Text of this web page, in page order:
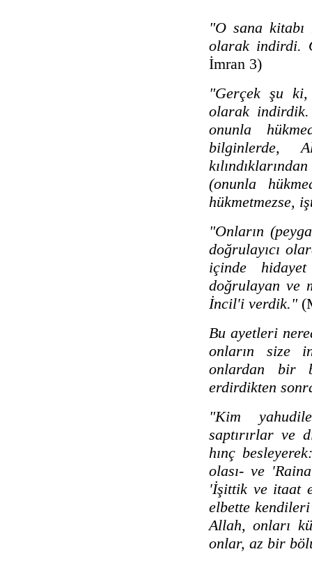
"O sana kitabı
olarak indirdi.
İmran 3)
"Gerçek şu
olarak indirdik.
onunla
bilginlerde,
(onunla
hükmetmezse,
"Onların
doğrulayıcı
içinde
doğrulayan ve
İncil'i verdik."
Bu ayetleri
onların size
onlardan bir
erdirdikten
"Kim
saptırırlar ve
hınç
olası- ve
'İşittik ve itaat
elbette
Allah, onları
onlar, az bir